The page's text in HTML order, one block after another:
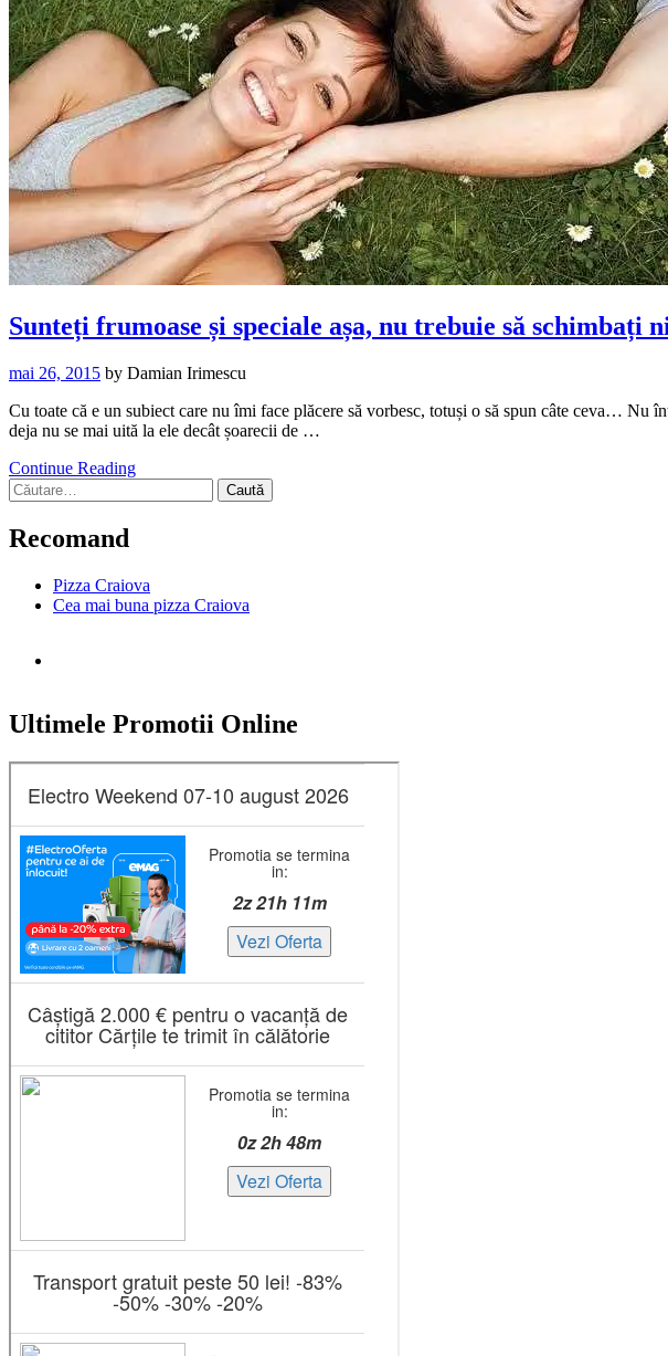
Sunteți frumoase și speciale așa, nu trebuie să schimbați
mai 26, 2015 by Damian Irimescu
Cu toate că e un subiect care nu îmi face plăcere să vorbesc, totuși o să spun câte ceva… Nu
deja nu se mai uită la ele decât șoarecii de …
Continue Reading
Caută
după:
Recomand
Pizza Craiova
Cea mai buna pizza Craiova
Ultimele Promotii Online